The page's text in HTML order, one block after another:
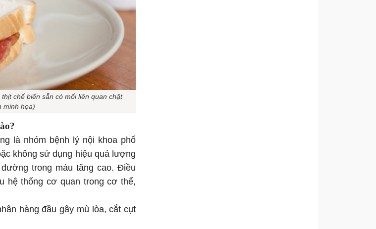
chế biến sẵn có mối liên quan chặt
minh họa)
là nhóm bệnh lý nội khoa phổ
không sử dụng hiệu quả lượng
trong máu tăng cao. Điều
hệ thống cơ quan trong cơ thể,
hàng đầu gây mù lòa, cắt cụt